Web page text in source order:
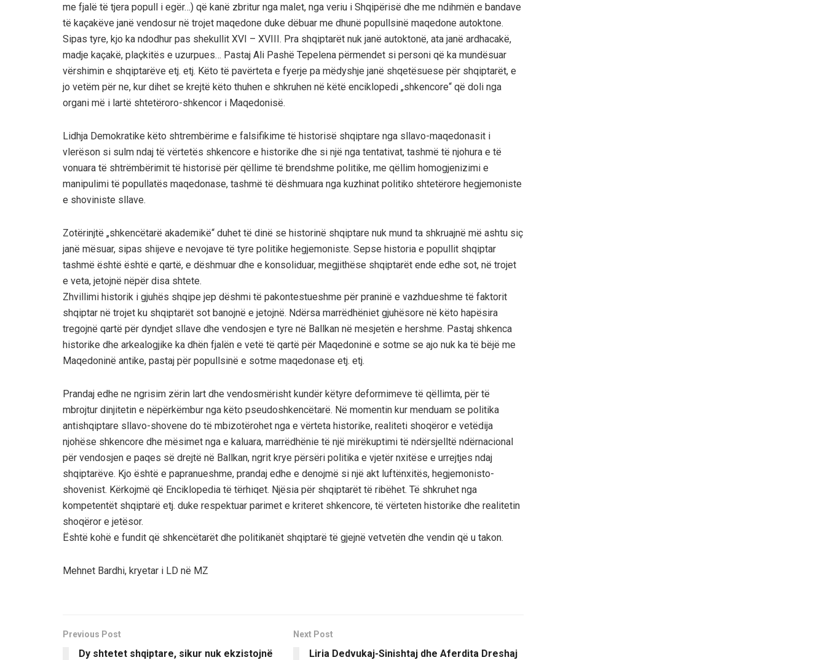
me fjalë të tjera popull i egër…) që kanë zbritur nga malet, nga veriu i Shqipërisë dhe me ndihmën e bandave
të kaçakëve janë vendosur në trojet maqedone duke dëbuar me dhunë popullsinë maqedone autoktone.
Sipas tyre, kjo ka ndodhur pas shekullit XVI – XVIII. Pra shqiptarët nuk janë autoktonë, ata janë ardhacakë,
madje kaçakë, plaçkitës e uzurpues… Pastaj Ali Pashë Tepelena përmendet si personi që ka mundësuar
vërshimin e shqiptarëve etj. etj. Këto të pavërteta e fyerje pa mëdyshje janë shqetësuese për shqiptarët, e
jo vetëm për ne, kur dihet se krejtë këto thuhen e shkruhen në këtë enciklopedi „shkencore“ që doli nga
organi më i lartë shtetëroro-shkencor i Maqedonisë.
Lidhja Demokratike këto shtrembërime e falsifikime të historisë shqiptare nga sllavo-maqedonasit i
vlerëson si sulm ndaj të vërtetës shkencore e historike dhe si një nga tentativat, tashmë të njohura e të
vonuara të shtrëmbërimit të historisë për qëllime të brendshme politike, me qëllim homogjenizimi e
manipulimi të popullatës maqedonase, tashmë të dëshmuara nga kuzhinat politiko shtetërore hegjemoniste
e shoviniste sllave.
Zotërinjtë „shkencëtarë akademikë“ duhet të dinë se historinë shqiptare nuk mund ta shkruajnë më ashtu siç
janë mësuar, sipas shijeve e nevojave të tyre politike hegjemoniste. Sepse historia e popullit shqiptar
tashmë është është e qartë, e dëshmuar dhe e konsoliduar, megjithëse shqiptarët ende edhe sot, në trojet
e veta, jetojnë nëpër disa shtete.
Zhvillimi historik i gjuhës shqipe jep dëshmi të pakontestueshme për praninë e vazhdueshme të faktorit
shqiptar në trojet ku shqiptarët sot banojnë e jetojnë. Ndërsa marrëdhëniet gjuhësore në këto hapësira
tregojnë qartë për dyndjet sllave dhe vendosjen e tyre në Ballkan në mesjetën e hershme. Pastaj shkenca
historike dhe arkealogjike ka dhën fjalën e vetë të qartë për Maqedoninë e sotme se ajo nuk ka të bëjë me
Maqedoninë antike, pastaj për popullsinë e sotme maqedonase etj. etj.
Prandaj edhe ne ngrisim zërin lart dhe vendosmërisht kundër këtyre deformimeve të qëllimta, për të
mbrojtur dinjitetin e nëpërkëmbur nga këto pseudoshkencëtarë. Në momentin kur menduam se politika
antishqiptare sllavo-shovene do të mbizotërohet nga e vërteta historike, realiteti shoqëror e vetëdija
njohëse shkencore dhe mësimet nga e kaluara, marrëdhënie të një mirëkuptimi të ndërsjelltë ndërnacional
për vendosjen e paqes së drejtë në Ballkan, ngrit krye përsëri politika e vjetër nxitëse e urrejtjes ndaj
shqiptarëve. Kjo është e papranueshme, prandaj edhe e denojmë si një akt luftënxitës, hegjemonisto-
shovenist. Kërkojmë që Enciklopedia të tërhiqet. Njësia për shqiptarët të ribëhet. Të shkruhet nga
kompetentët shqiptarë etj. duke respektuar parimet e kriteret shkencore, të vërteten historike dhe realitetin
shoqëror e jetësor.
Është kohë e fundit që shkencëtarët dhe politikanët shqiptarë të gjejnë vetvetën dhe vendin që u takon.
Mehnet Bardhi, kryetar i LD në MZ
Previous Post
Dy shtetet shqiptare, sikur nuk ekzistojnë
Next Post
Liria Dedvukaj-Sinishtaj dhe Aferdita Dreshaj